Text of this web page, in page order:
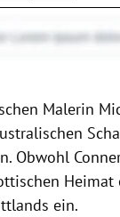
Malerin
Obwohl
ein.